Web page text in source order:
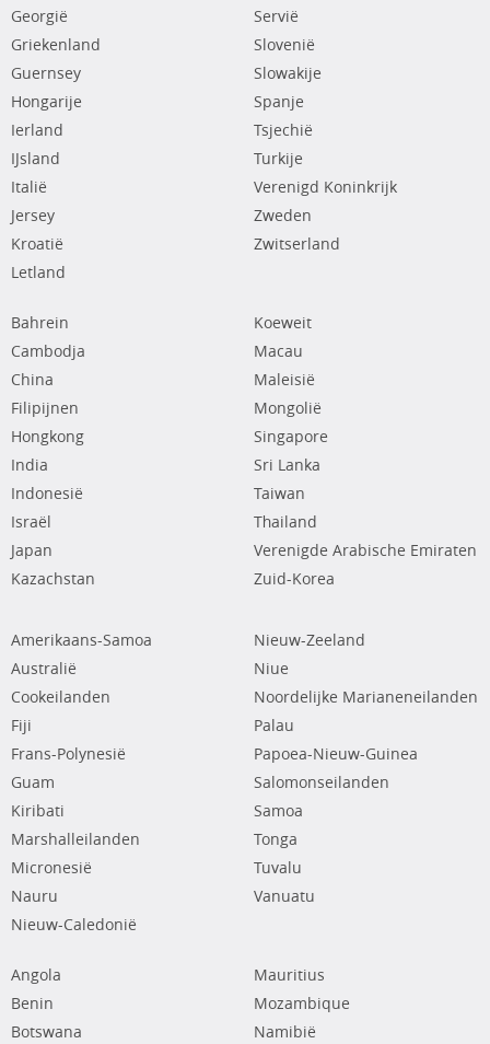
Georgië
Griekenland
Guernsey
Hongarije
Ierland
IJsland
Italië
Jersey
Kroatië
Letland
Servië
Slovenië
Slowakije
Spanje
Tsjechië
Turkije
Verenigd Koninkrijk
Zweden
Zwitserland
Bahrein
Cambodja
China
Filipijnen
Hongkong
India
Indonesië
Israël
Japan
Kazachstan
Koeweit
Macau
Maleisië
Mongolië
Singapore
Sri Lanka
Taiwan
Thailand
Verenigde Arabische Emiraten
Zuid-Korea
Amerikaans-Samoa
Australië
Cookeilanden
Fiji
Frans-Polynesië
Guam
Kiribati
Marshalleilanden
Micronesië
Nauru
Nieuw-Caledonië
Nieuw-Zeeland
Niue
Noordelijke Marianeneilanden
Palau
Papoea-Nieuw-Guinea
Salomonseilanden
Samoa
Tonga
Tuvalu
Vanuatu
Angola
Benin
Botswana
Mauritius
Mozambique
Namibië